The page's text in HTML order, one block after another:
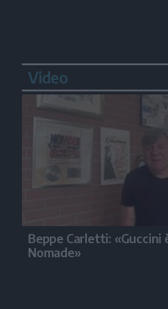
Video
Beppe Carletti: «Guccini
Nomade»